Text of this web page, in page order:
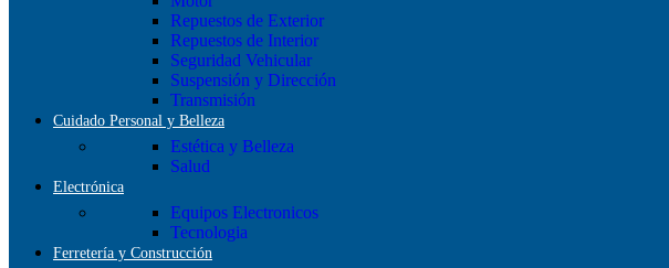
Repuestos de Exterior
Repuestos de Interior
Seguridad Vehicular
Suspensión y Dirección
Transmisión
Cuidado Personal y Belleza
Estética y Belleza
Salud
Electrónica
Equipos Electronicos
Tecnologia
Ferretería y Construcción